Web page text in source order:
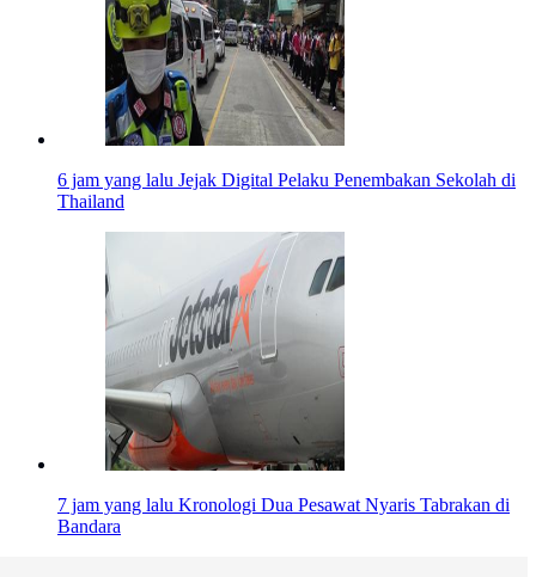
6 jam yang lalu Jejak Digital Pelaku Penembakan Sekolah di
Thailand
7 jam yang lalu Kronologi Dua Pesawat Nyaris Tabrakan di
Bandara